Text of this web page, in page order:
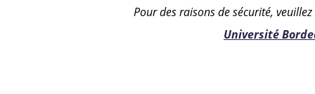
Pour des raisons de sécurité,
Université